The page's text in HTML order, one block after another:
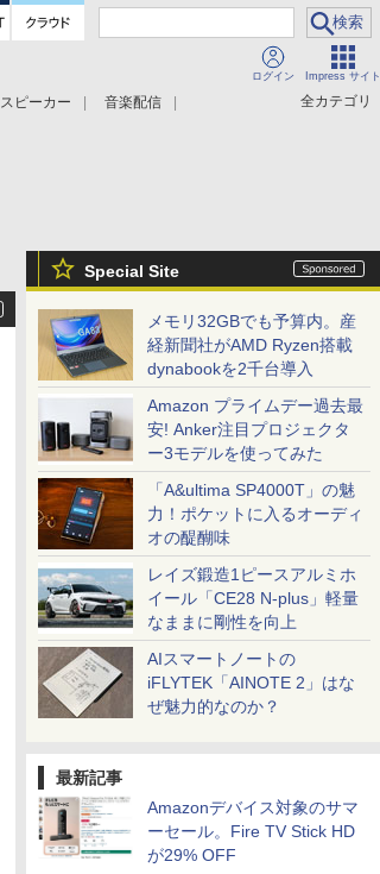
ログイン Impress サイト
全カテゴリ
スピーカー
音楽配信
Special Site
メモリ32GBでも予算内。産
経新聞社がAMD Ryzen搭載
dynabookを2千台導入
Amazon プライムデー過去最
安! Anker注目プロジェクタ
ー3モデルを使ってみた
「A&ultima SP4000T」の魅
力！ポケットに入るオーディ
オの醍醐味
レイズ鍛造1ピースアルミホ
イール「CE28 N-plus」軽量
なままに剛性を向上
AIスマートノートの
iFLYTEK「AINOTE 2」はな
ぜ魅力的なのか？
最新記事
Amazonデバイス対象のサマ
ーセール。Fire TV Stick HD
が29% OFF